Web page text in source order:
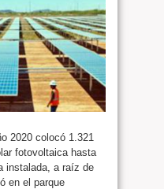
2020 colocó 1.321
fotovoltaica hasta
instalada, a raíz de
en el parque